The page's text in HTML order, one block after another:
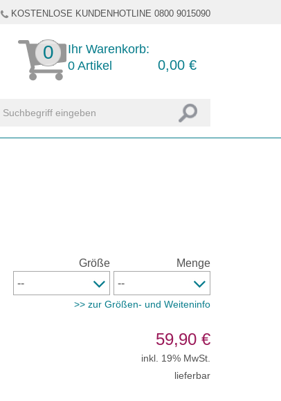
KOSTENLOSE KUNDENHOTLINE 0800 9015090
0
Ihr Warenkorb:
0 Artikel 0,00 €
Größe Menge
>> zur Größen- und Weiteninfo
59,90 €
inkl. 19% MwSt.
lieferbar